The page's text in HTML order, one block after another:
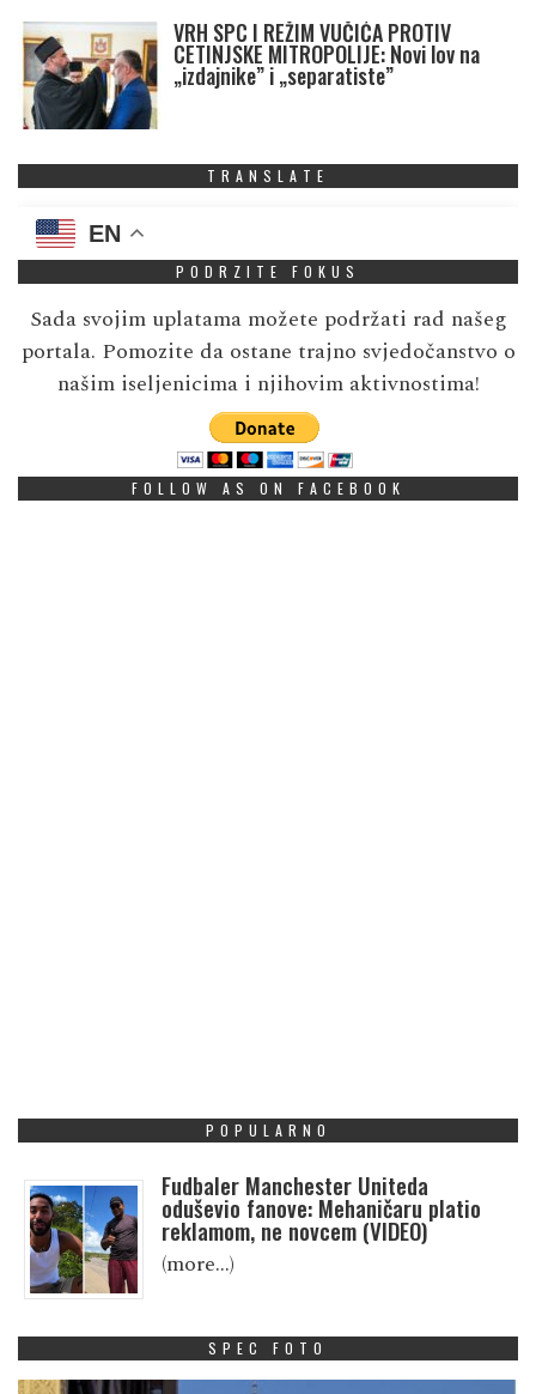
VRH SPC I REŽIM VUČIĆA PROTIV
CETINJSKE MITROPOLIJE: Novi lov na
„izdajnike” i „separatiste”
TRANSLATE
EN
PODRZITE FOKUS
Sada svojim uplatama možete podržati rad našeg
portala. Pomozite da ostane trajno svjedočanstvo o
našim iseljenicima i njihovim aktivnostima!
FOLLOW AS ON FACEBOOK
POPULARNO
Fudbaler Manchester Uniteda
oduševio fanove: Mehaničaru platio
reklamom, ne novcem (VIDEO)
(more…)
SPEC FOTO